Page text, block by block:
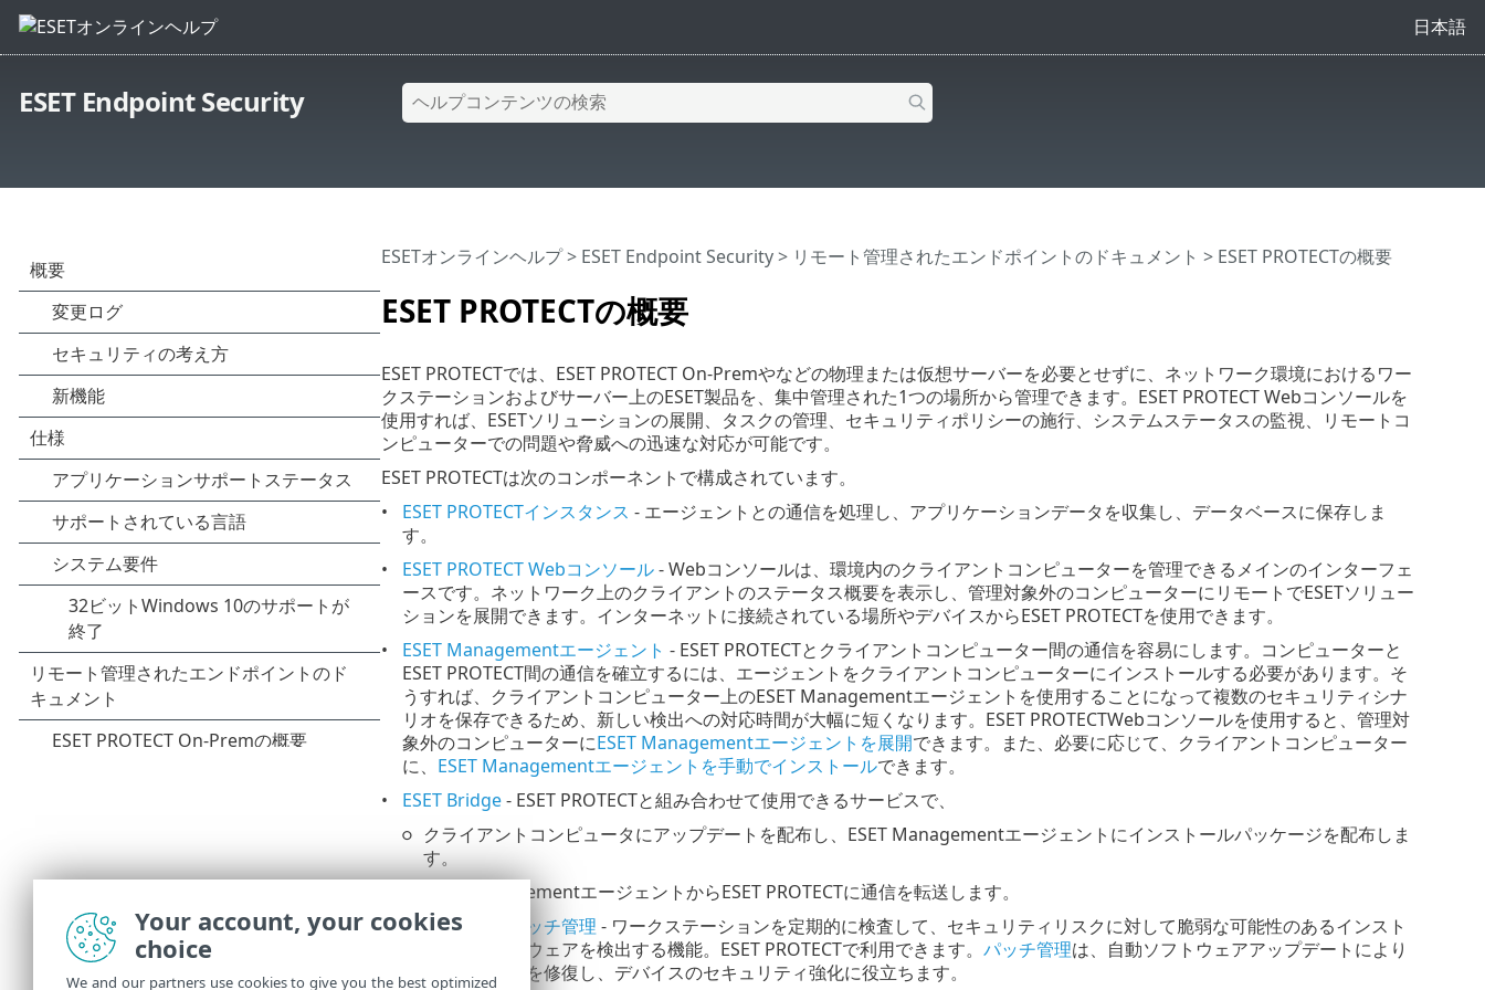
日本語
ESET Endpoint Security
ESET PROTECTの概要
ESETオンラインヘルプ> ESET Endpoint Security> リモート管理されたエンドポイントのドキュメント > ESET PROTECTの概要
ESET PROTECTでは、ESET PROTECT On-Premやなどの物理または仮想サーバーを必要とせずに、ネットワーク環境におけるワー
クステーションおよびサーバー上のESET製品を、集中管理された1つの場所から管理できます。ESET PROTECT Webコンソールを
使用すれば、ESETソリューションの展開、タスクの管理、セキュリティポリシーの施行、システムステータスの監視、リモートコ
ンピューターでの問題や脅威への迅速な対応が可能です。
ESET PROTECTは次のコンポーネントで構成されています。
ESET PROTECTインスタンス - エージェントとの通信を処理し、アプリケーションデータを収集し、データベースに保存しま
す。
ESET PROTECT Webコンソール- Webコンソールは、環境内のクライアントコンピューターを管理できるメインのインターフェ
ースです。ネットワーク上のクライアントのステータス概要を表示し、管理対象外のコンピューターにリモートでESETソリュー
ションを展開できます。インターネットに接続されている場所やデバイスからESET PROTECTを使用できます。
ESET Managementエージェント - ESET PROTECTとクライアントコンピューター間の通信を容易にします。コンピューターと
ESET PROTECT間の通信を確立するには、エージェントをクライアントコンピューターにインストールする必要があります。そ
うすれば、クライアントコンピューター上のESET Managementエージェントを使用することになって複数のセキュリティシナ
リオを保存できるため、新しい検出への対応時間が大幅に短くなります。ESET PROTECTWebコンソールを使用すると、管理対
象外のコンピューターにESET Managementエージェントを展開できます。また、必要に応じて、クライアントコンピューター
に、 ESET Managementエージェントを手動でインストールできます。
ESET Bridge- ESET PROTECTと組み合わせて使用できるサービスで、
クライアントコンピュータにアップデートを配布し、ESET Managementエージェントにインストールパッケージを配布しま
す。
ESET ManagementエージェントからESET PROTECTに通信を転送します。
脆弱性およびパッチ管理 - ワークステーションを定期的に検査して、セキュリティリスクに対して脆弱な可能性のあるインスト
ール済みソフトウェアを検出する機能。ESET PROTECTで利用できます。 パッチ管理は、自動ソフトウェアアップデートにより
これらのリスクを修復し、デバイスのセキュリティ強化に役立ちます。
Your account, your cookies
choice
We and our partners use cookies to give you the best optimized